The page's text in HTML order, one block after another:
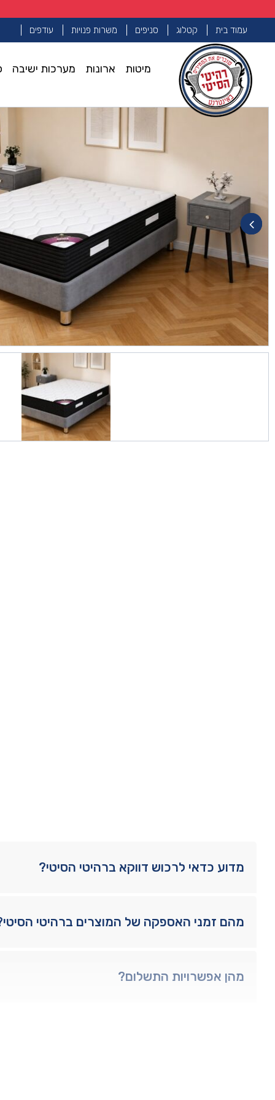
עמוד בית קטלוג סניפים משרות פנויות עודפים
מיטות ארונות מערכות ישיבה
עמוד הבית >> מזרנים
מדוע כדאי לרכוש דווקא ברהיטי הסיטי?
מהם זמני האספקה של המוצרים ברהיטי
מהן אפשרויות התשלום?